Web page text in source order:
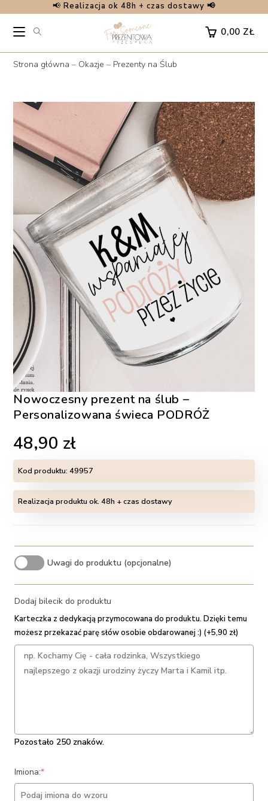
content
📢 Realizacja ok 48h + czas dostawy 📢
0,00 ZŁ
Strona główna – Okazje – Prezenty na Ślub
Nowoczesny prezent na ślub –
Personalizowana świeca PODRÓŻ
48,90 zł
Kod produktu:49957
Realizacja produktu ok. 48h + czas dostawy
Uwagi do produktu (opcjonalne)
Dodaj bilecik do produktu
Karteczka z dedykacją przymocowana do produktu. Dzięki temu
możesz przekazać parę słów osobie obdarowanej :) (+5,90 zł)
Pozostało 250 znaków.
Imiona:*(required)